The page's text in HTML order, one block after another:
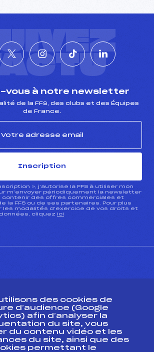
vous à notre newsletter
de la FFS, des clubs et des Équipes
de France.
Inscription
», j’autorise la FFS à utiliser mon
m’envoyer périodiquement la newsletter
contenir des offres commerciales et
la FFS ou de ses partenaires. Pour plus
les modalités d’exercice de vos droits et
cliquez ici
des cookies de
d’audience (Google
afin d’analyser la
du site, vous
du contenu vidéo et les
du site, ainsi que des
permettant le